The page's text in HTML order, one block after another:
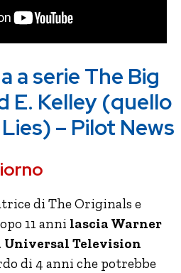
a serie The Big
E. Kelley (quello
– Pilot News
di The Originals e
11 anni lascia Warner
Universal Television
di 4 anni che potrebbe